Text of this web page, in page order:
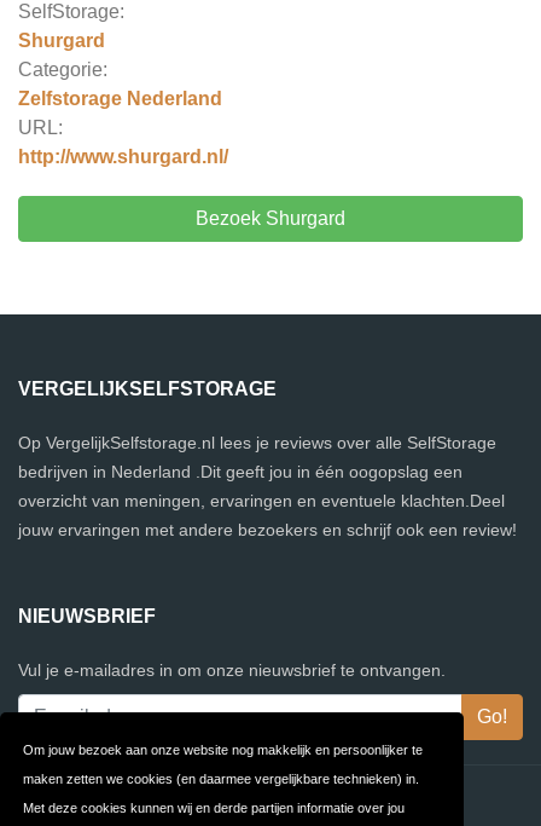
Om jouw bezoek aan onze website nog makkelijk en persoonlijker te
maken zetten we cookies (en daarmee vergelijkbare technieken) in.
Met deze cookies kunnen wij en derde partijen informatie over jou
SelfStorage:
Shurgard
Categorie:
Zelfstorage Nederland
URL:
http://www.shurgard.nl/
Bezoek Shurgard
VERGELIJKSELFSTORAGE
Op VergelijkSelfstorage.nl lees je reviews over alle SelfStorage
bedrijven in Nederland .Dit geeft jou in één oogopslag een
overzicht van meningen, ervaringen en eventuele klachten.Deel
jouw ervaringen met andere bezoekers en schrijf ook een review!
NIEUWSBRIEF
Vul je e-mailadres in om onze nieuwsbrief te ontvangen.
Contact Privacy